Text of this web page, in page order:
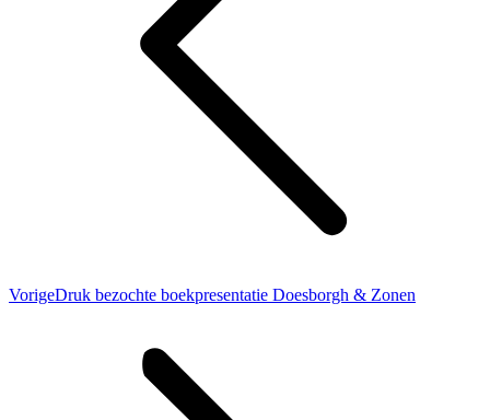
VorigeVorig
Druk bezochte boekpresentatie Doesborgh & Zonen